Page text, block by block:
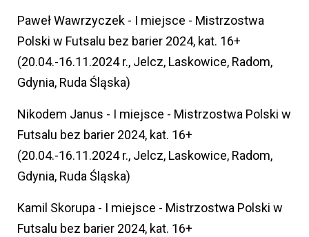
Paweł Wawrzyczek - I miejsce - Mistrzostwa
Polski w Futsalu bez barier 2024, kat. 16+
(20.04.-16.11.2024 r., Jelcz, Laskowice, Radom,
Gdynia, Ruda Śląska)
Nikodem Janus - I miejsce - Mistrzostwa Polski w
Futsalu bez barier 2024, kat. 16+
(20.04.-16.11.2024 r., Jelcz, Laskowice, Radom,
Gdynia, Ruda Śląska)
Kamil Skorupa - I miejsce - Mistrzostwa Polski w
Futsalu bez barier 2024, kat. 16+